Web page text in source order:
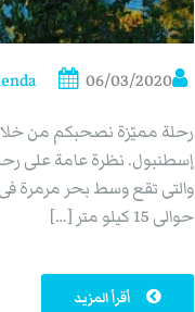
06/03/2020
رحلة مميّزة نصحبكم من
إسطنبول. نظرة عامة على
والتى تقع وسط بحر مرمرة
حوالى 15 كيلو متر […]
أقرأ المزيد